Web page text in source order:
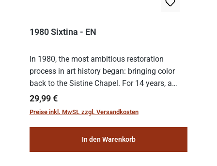
1980 Sixtina - EN
In 1980, the most ambitious restoration
process in art history began: bringing color
back to the Sistine Chapel. For 14 years, a
team of experts from the Vatican undertook
the meticulous job of cleaning and
Regulärer Preis:
29,99 €
Preise inkl. MwSt. zzgl. Versandkosten
In den Warenkorb